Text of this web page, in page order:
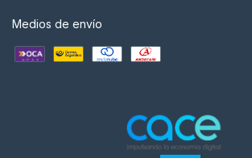
Medios de envío